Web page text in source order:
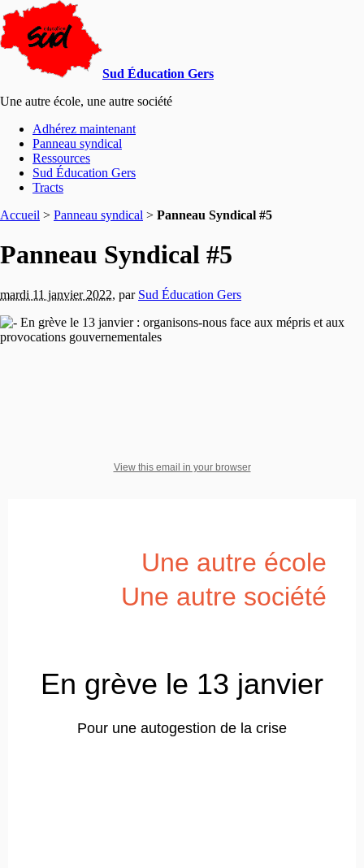
Sud Éducation Gers
Une autre école, une autre société
Adhérez maintenant
Panneau syndical
Ressources
Sud Éducation Gers
Tracts
Accueil > Panneau syndical > Panneau Syndical #5
Panneau Syndical #5
mardi 11 janvier 2022, par Sud Éducation Gers
En grève le 13 janvier : organisons-nous face aux mépris et aux
provocations gouvernementales
View this email in your browser
Une autre école
Une autre société
En grève le 13 janvier
Pour une autogestion de la crise